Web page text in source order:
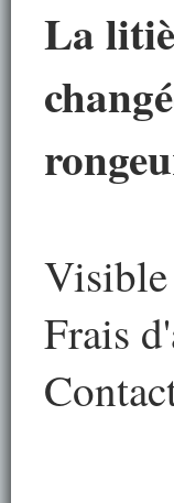
La
Frais